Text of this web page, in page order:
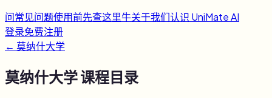
问常见问题使用前先查这里牛关于我们认识 UniMate AI
登录免费注册
← 莫纳什大学
莫纳什大学课程目录